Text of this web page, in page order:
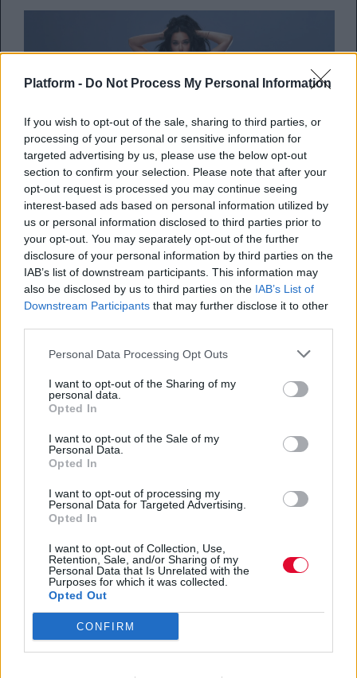
Platform - Do Not Process My Personal Information
If you wish to opt-out of the sale, sharing to third parties, or
processing of your personal or sensitive information for
targeted advertising by us, please use the below opt-out
section to confirm your selection. Please note that after your
opt-out request is processed you may continue seeing
interest-based ads based on personal information utilized by
us or personal information disclosed to third parties prior to
your opt-out. You may separately opt-out of the further
disclosure of your personal information by third parties on the
IAB’s list of downstream participants. This information may
also be disclosed by us to third parties on the IAB’s List of
Downstream Participants that may further disclose it to other
Personal Data Processing Opt Outs
I want to opt-out of the Sharing of my
personal data.
Opted In
I want to opt-out of the Sale of my
Personal Data.
Opted In
I want to opt-out of processing my
Personal Data for Targeted Advertising.
Opted In
I want to opt-out of Collection, Use,
Retention, Sale, and/or Sharing of my
Personal Data that Is Unrelated with the
Purposes for which it was collected.
Opted Out
CONFIRM
Η Katy Perry επιστρέφει με τον
νέο της δίσκο 143 – Ακούστε το
κομμάτι “Woman’s World”, που
έχει προκαλέσει μέχρι στιγμής
αρνητικές αντιδράσεις
Ο νέος δίσκος της pop τραγουδίστριας
έρχεται τον Σεπτέμβριο
Ναταλία Πετρίτη
15.07.2024